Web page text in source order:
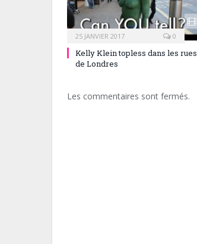
25 JANVIER 2017 0
Kelly Klein topless dans les rues
de Londres
Les commentaires sont fermés.